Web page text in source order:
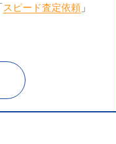
スピード査定依頼」